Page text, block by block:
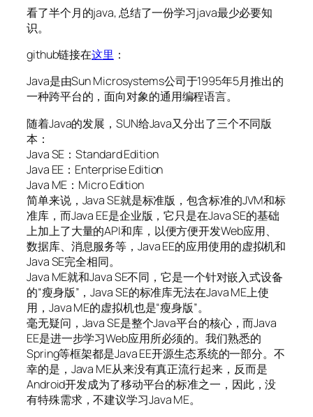
看了半个月的java, 总结了一份学习java最少必要知
识。
github链接在这里 ：
Java是由Sun Microsystems公司于1995年5月推出的
一种跨平台的，面向对象的通用编程语言。
随着Java的发展，SUN给Java又分出了三个不同版
本：
Java SE：Standard Edition
Java EE：Enterprise Edition
Java ME：Micro Edition
简单来说，Java SE就是标准版，包含标准的JVM和标
准库，而Java EE是企业版，它只是在Java SE的基础
上加上了大量的API和库，以便方便开发Web应用、
数据库、消息服务等，Java EE的应用使用的虚拟机和
Java SE完全相同。
Java ME就和Java SE不同，它是一个针对嵌入式设备
的“瘦身版”，Java SE的标准库无法在Java ME上使
用，Java ME的虚拟机也是“瘦身版”。
毫无疑问，Java SE是整个Java平台的核心，而Java
EE是进一步学习Web应用所必须的。我们熟悉的
Spring等框架都是Java EE开源生态系统的一部分。不
幸的是，Java ME从来没有真正流行起来，反而是
Android开发成为了移动平台的标准之一，因此，没
有特殊需求，不建议学习Java ME。